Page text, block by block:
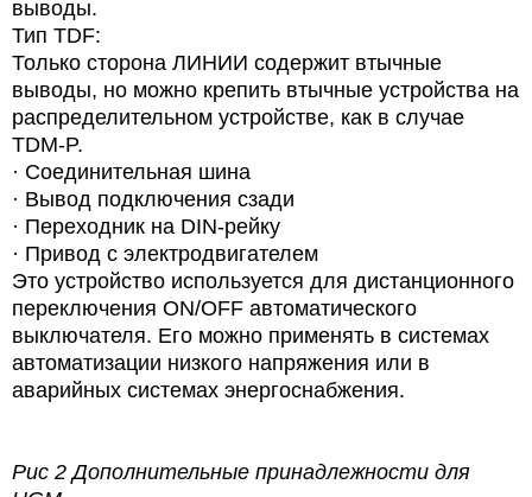
выводы.
Тип TDF:
Только сторона ЛИНИИ содержит втычные
выводы, но можно крепить втычные устройства на
распределительном устройстве, как в случае
TDM-P.
· Соединительная шина
· Вывод подключения сзади
· Переходник на DIN-рейку
· Привод с электродвигателем
Это устройство используется для дистанционного
переключения ON/OFF автоматического
выключателя. Его можно применять в системах
автоматизации низкого напряжения или в
аварийных системах энергоснабжения.
Рис 2 Дополнительные принадлежности для